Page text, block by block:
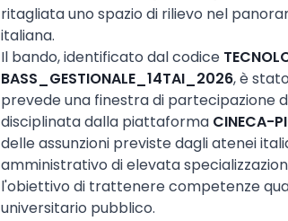
ritagliata uno spazio di rilievo nel
italiana.
Il bando, identificato dal codice
BASS_GESTIONALE_14TAI_2026, è
prevede una finestra di partecipazione
disciplinata dalla piattaforma CINECA-
delle assunzioni previste dagli atenei
amministrativo di elevata
l'obiettivo di trattenere competenze
universitario pubblico.